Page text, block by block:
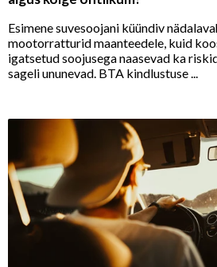
Esimene suvesoojani küündiv
mootorratturid maanteedele, kuid
igatsetud soojusega naasevad ka
sageli ununevad. BTA kindlustuse ...